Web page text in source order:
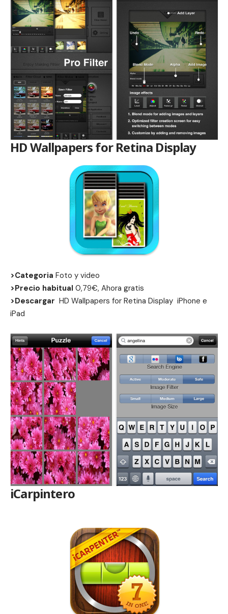
HD Wallpapers for Retina Display
>Categoria Foto y video
>Precio habitual 0,79€, Ahora gratis
>Descargar HD Wallpapers for Retina Display iPhone e
iPad
iCarpintero